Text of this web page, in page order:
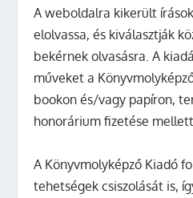
A weboldalra kikerült
elolvassa, és kiválasztják
bekérnek olvasásra. A
műveket a
bookon és/vagy papíron,
honorárium fizetése mellett.
A Könyvmolyképző Kiadó
tehetségek csiszolását is,